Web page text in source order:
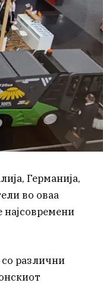
Германија,
во оваа
најсовремени
различни